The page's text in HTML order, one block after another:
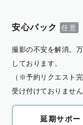
安心パック
撮影の不安を解消。
しております。
（※予約リクエスト
受け付けておりません
延期サポー